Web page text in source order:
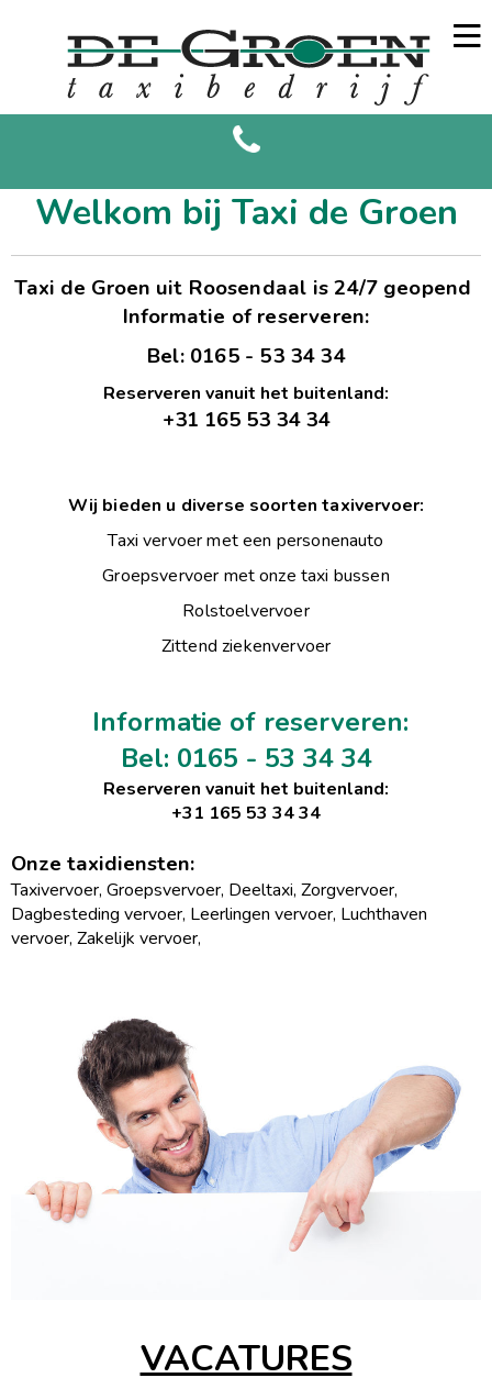
Welkom bij Taxi de Groen
Taxi de Groen uit Roosendaal is 24/7 geopend
Informatie of reserveren:
Bel: 0165 - 53 34 34
Reserveren vanuit het buitenland:
+31 165 53 34 34
Wij bieden u diverse soorten taxivervoer:
Taxi vervoer met een personenauto
Groepsvervoer met onze taxi bussen
Rolstoelvervoer
Zittend ziekenvervoer
Informatie of reserveren:
Bel: 0165 - 53 34 34
Reserveren vanuit het buitenland:
+31 165 53 34 34
Onze taxidiensten:
Taxivervoer, Groepsvervoer, Deeltaxi, Zorgvervoer,
Dagbesteding vervoer, Leerlingen vervoer, Luchthaven
vervoer, Zakelijk vervoer,
VACATURES